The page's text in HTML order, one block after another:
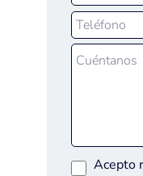
Acepto